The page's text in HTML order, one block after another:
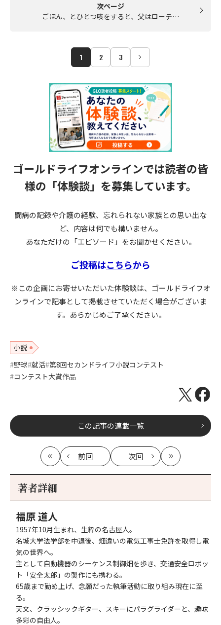
次ページ
ごほん、とひとつ咳をすると、父はローテ…
1 2 3
ゴールドライフオンラインでは読者の皆
様の 「体験談」を募集しています。
闘病の記録や介護の経験、忘れられない家族との思い出な
ど、内容は何でも構いません。
あなただけの「エピソード」をお聞かせください。
ご投稿はこちらから
※この企画にお寄せいただいた体験談は、ゴールドライフオ
ンラインで記事として掲載させていただく場合がございま
す。あらかじめご了承ください。
小説
野球 就活 第8回セカンドライフ小説コンテスト
コンテスト大賞作品
この記事の連載一覧
最
初
前回
記
次回
記
最
新
著者詳細
福原 道人
1957年10月生まれ、生粋の名古屋人。
名城大学法学部を中退後、畑違いの電気工事士免許を取得し電
気の世界へ。
主として自動機器のシーケンス制御畑を歩き、交通安全ロボッ
ト「安全太郎」の製作にも携わる。
65歳まで勤め上げ、念願だった執筆活動に取り組み現在に至
る。
天文、クラッシックギター、スキーにパラグライダーと、趣味
多彩の自由人。